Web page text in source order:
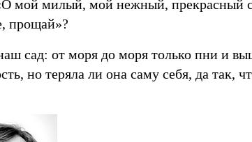
мой милый, мой нежный, прекрасный
прощай»?
сад: от моря до моря только пни и
но теряла ли она саму себя, да так,